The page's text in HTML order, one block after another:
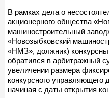
В рамках дела о
акционерного общества
машиностроительный
«Новозыбковский
«НМЗ», должник)
обратился в арбитражный
увеличении размера
конкурсного управляющего
начиная с даты открытия